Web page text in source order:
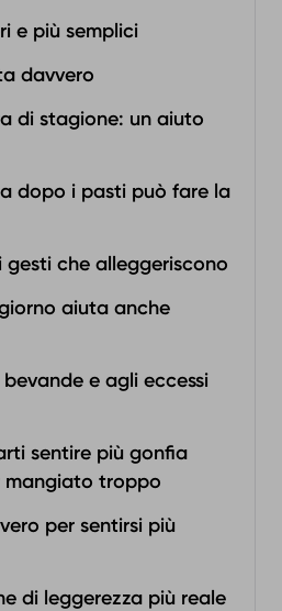
e più semplici
davvero
di stagione: un aiuto
dopo i pasti può fare la
gesti che alleggeriscono
aiuta anche
e agli eccessi
sentire più gonfia
mangiato troppo
per sentirsi più
di leggerezza più reale